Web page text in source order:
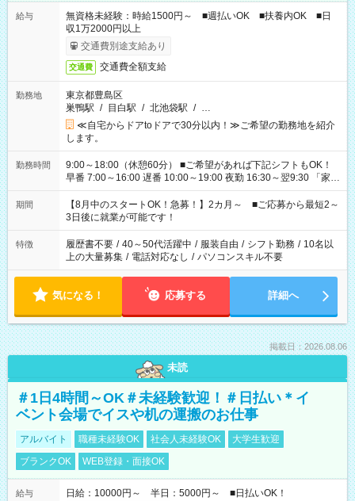
給与
無資格未経験：時給1500円～ ■週払いOK ■扶養内OK ■日
収1万2000円以上
交通費別途支給あり
交通費 交通費全額支給
勤務地
東京都豊島区
巣鴨駅 / 目白駅 / 北池袋駅 / …
≪自宅からドアtoドアで30分以内！≫ご希望の勤務地を紹介
します。
勤務時間
9:00～18:00（休憩60分） ■ご希望があれば下記シフトもOK！
早番 7:00～16:00 遅番 10:00～19:00 夜勤 16:30～翌9:30 「家族
と休みを合わせたい」 「余裕を持って夕飯の準備がしたい」
「できれば残業はしたくない」 など、ご希望を教えてください
ね。 ※Wワーク希望の方へ 今ご覧のお仕事で希望する勤務時間
と、もう1つのお仕事の勤務時間。 合計で週40時間を超える場
合は応募できません。
期間
【8月中のスタートOK！急募！】2カ月～ ■ご応募から最短2～
3日後に就業が可能です！
特徴 履歴書不要 / 40～50代活躍中 / 服装自由 / シフト勤務 / 10名以
上の大量募集 / 電話対応なし / パソコンスキル不要
気になる！ 応募する 詳細へ
掲載日：2026.08.06
未読
＃1日4時間～OK＃未経験歓迎！＃日払い＊イ
ベント会場でイスや机の運搬のお仕事
アルバイト 職種未経験OK 社会人未経験OK
大学生歓迎
ブランクOK
WEB登録・面接OK
給与
日給：10000円～ 半日：5000円～ ■日払いOK！